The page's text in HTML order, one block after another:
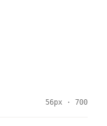
56px · 700